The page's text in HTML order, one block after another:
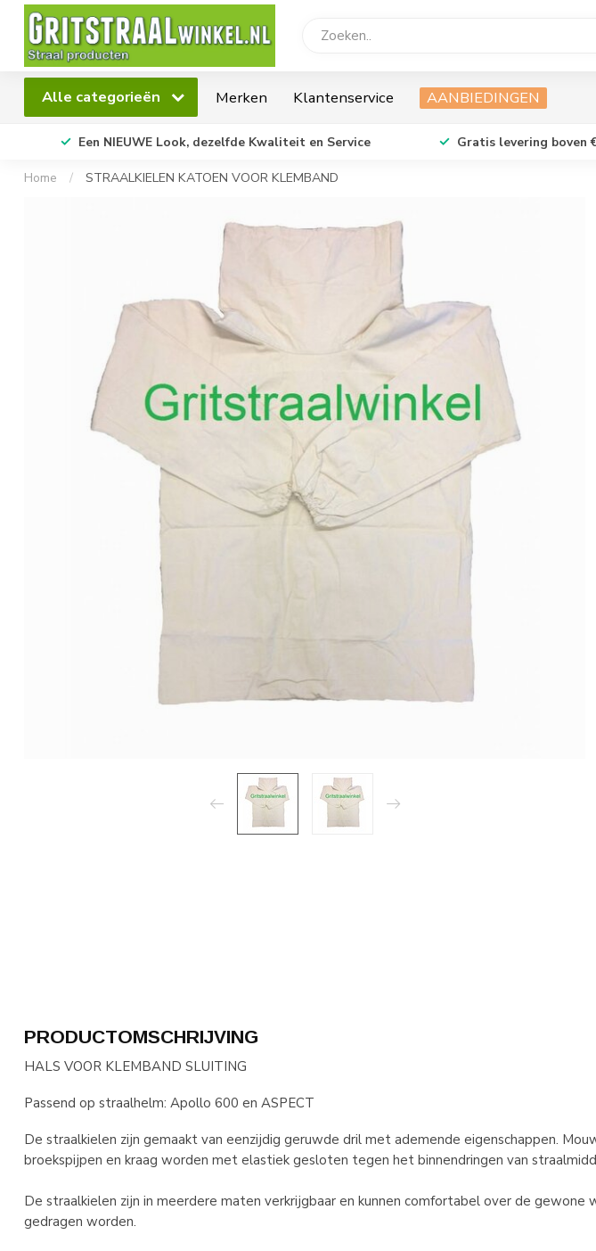
Alle categorieën Merken Klantenservice AANBIEDINGEN
Een NIEUWE Look, dezelfde Kwaliteit en Service Gratis levering boven
Home /
STRAALKIELEN KATOEN VOOR KLEMBAND
PRODUCTOMSCHRIJVING
HALS VOOR KLEMBAND SLUITING
Passend op straalhelm: Apollo 600 en ASPECT
De straalkielen zijn gemaakt van eenzijdig geruwde dril met ademende eigenschappen.
broekspijpen en kraag worden met elastiek gesloten tegen het binnendringen van
De straalkielen zijn in meerdere maten verkrijgbaar en kunnen comfortabel over de gewone
gedragen worden.